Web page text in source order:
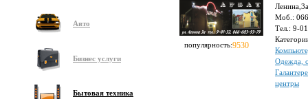
Авто
Бизнес услуги
Бытовая техника
популярность:9530
Ленина,3а
Моб.:
Тел.: 9-
Одежда,
центры